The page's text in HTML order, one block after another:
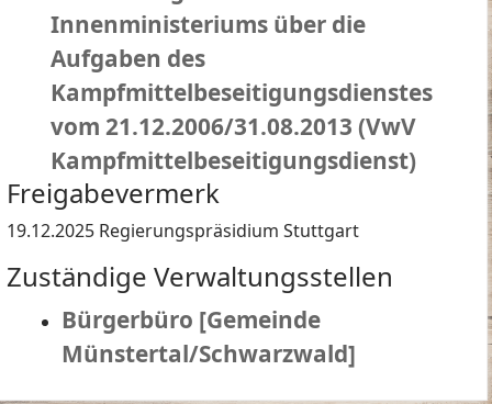
Innenministeriums über die
Aufgaben des
Kampfmittelbeseitigungsdienstes
vom 21.12.2006/31.08.2013 (VwV
Kampfmittelbeseitigungsdienst)
Freigabevermerk
19.12.2025 Regierungspräsidium Stuttgart
Zuständige Verwaltungsstellen
Bürgerbüro [Gemeinde
Münstertal/Schwarzwald]